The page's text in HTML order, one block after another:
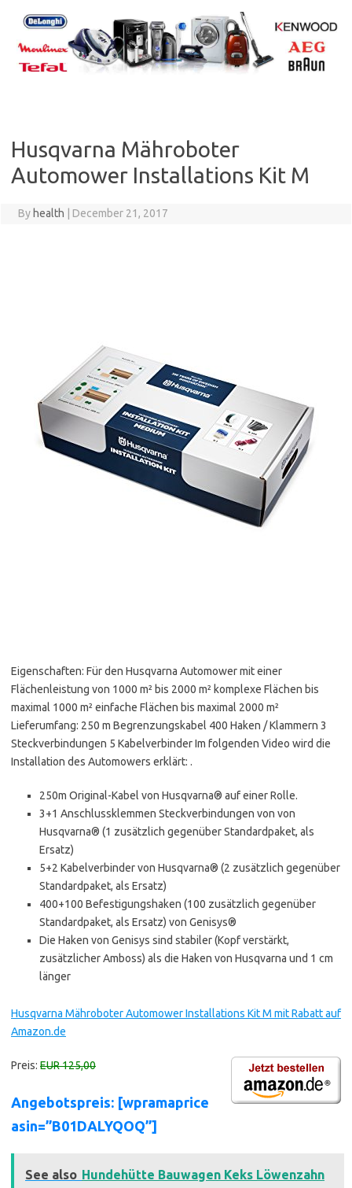
content
Husqvarna Mähroboter
Automower Installations Kit M
By health December 21, 2017
Eigenschaften: Für den Husqvarna Automower mit einer
Flächenleistung von 1000 m² bis 2000 m² komplexe Flächen bis
maximal 1000 m² einfache Flächen bis maximal 2000 m²
Lieferumfang: 250 m Begrenzungskabel 400 Haken / Klammern 3
Steckverbindungen 5 Kabelverbinder Im folgenden Video wird die
Installation des Automowers erklärt: .
250m Original-Kabel von Husqvarna® auf einer Rolle.
3+1 Anschlussklemmen Steckverbindungen von von
Husqvarna® (1 zusätzlich gegenüber Standardpaket, als
Ersatz)
5+2 Kabelverbinder von Husqvarna® (2 zusätzlich gegenüber
Standardpaket, als Ersatz)
400+100 Befestigungshaken (100 zusätzlich gegenüber
Standardpaket, als Ersatz) von Genisys®
Die Haken von Genisys sind stabiler (Kopf verstärkt,
zusätzlicher Amboss) als die Haken von Husqvarna und 1 cm
länger
Husqvarna Mähroboter Automower Installations Kit M mit Rabatt auf
Amazon.de
Preis: EUR 125,00
Angebotspreis: [wpramaprice
asin=”B01DALYQOQ”]
See also Hundehütte Bauwagen Keks Löwenzahn